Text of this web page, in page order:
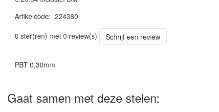
Artikelcode: 224380
0 ster(ren) met 0 review(s)
Schrijf een review
PBT 0.30mm
Gaat samen met deze stelen: